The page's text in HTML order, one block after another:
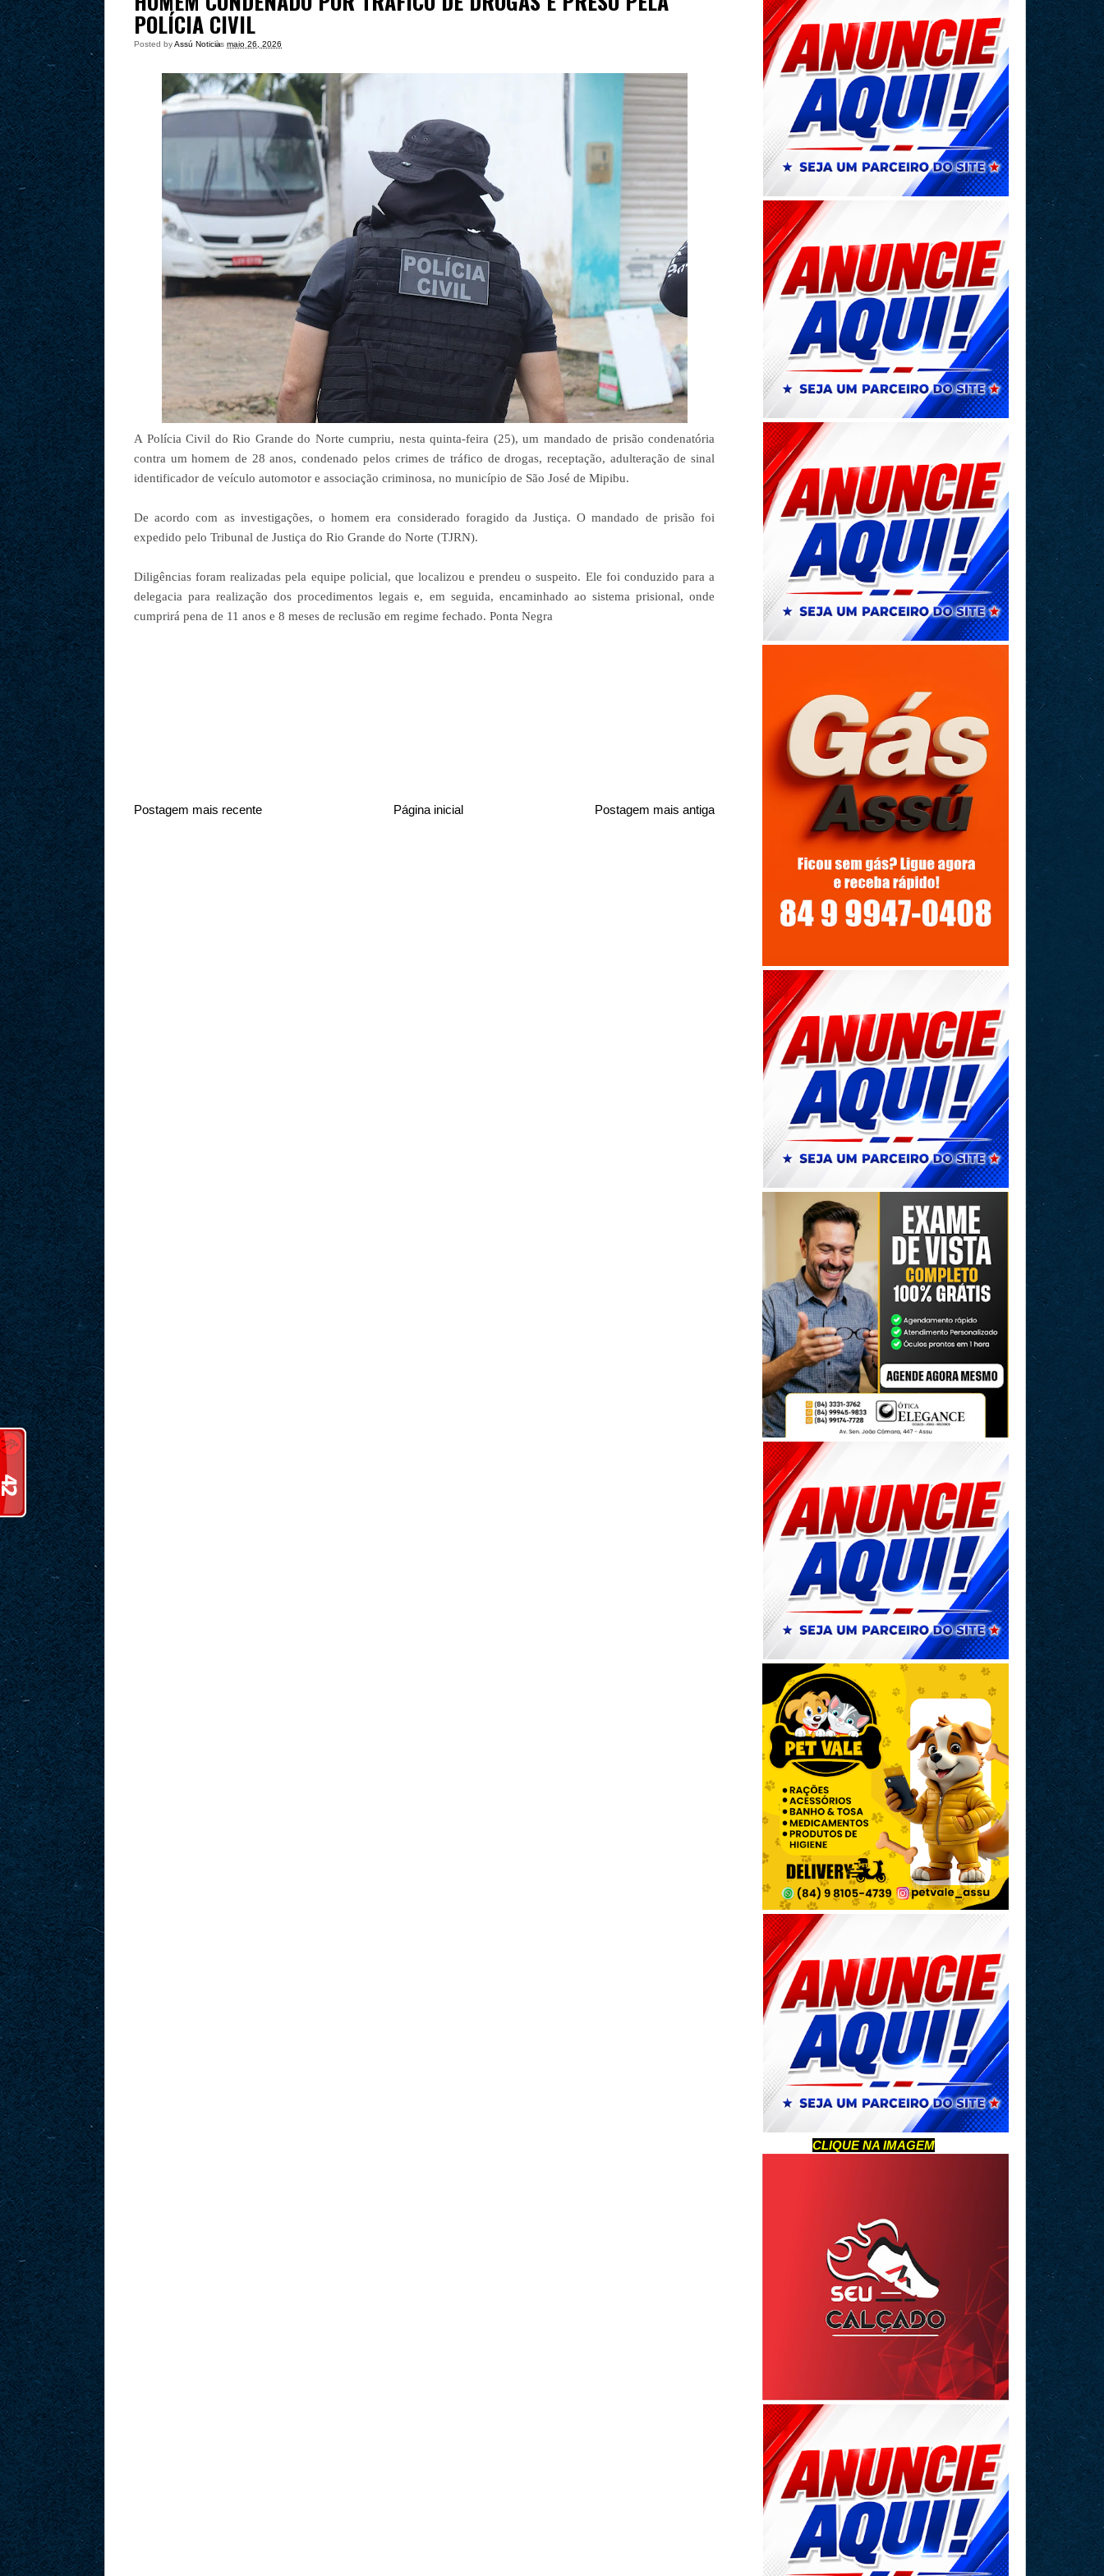
POLÍCIA CIVIL
Posted byAssú Noticia
às maio 26, 2026
A Polícia Civil do Rio Grande do Norte cumpriu, nesta quinta-feira (25), um mandado de prisão condenatória
contra um homem de 28 anos, condenado pelos crimes de tráfico de drogas, receptação, adulteração de sinal
identificador de veículo automotor e associação criminosa, no município de São José de Mipibu.
De acordo com as investigações, o homem era considerado foragido da Justiça. O mandado de prisão foi
expedido pelo Tribunal de Justiça do Rio Grande do Norte (TJRN).
Diligências foram realizadas pela equipe policial, que localizou e prendeu o suspeito. Ele foi conduzido para a
delegacia para realização dos procedimentos legais e, em seguida, encaminhado ao sistema prisional, onde
cumprirá pena de 11 anos e 8 meses de reclusão em regime fechado. Ponta Negra
Postagem mais recente Postagem mais antiga
Página inicial
CLIQUE NA IMAGEM